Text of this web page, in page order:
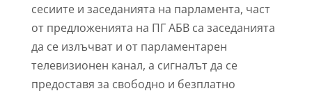
сесиите и заседанията на парламента, част
от предложенията на ПГ АБВ са заседанията
да се излъчват и от парламентарен
телевизионен канал, а сигналът да се
предоставя за свободно и безплатно